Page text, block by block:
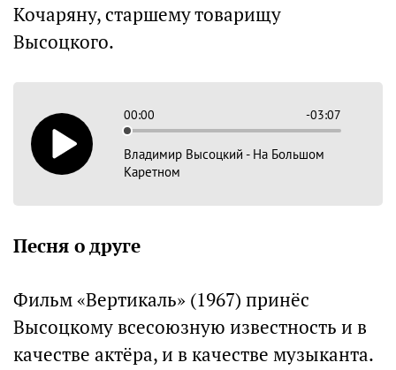
Кочаряну, старшему товарищу
Высоцкого.
00:00 -03:07
Владимир Высоцкий - На Большом
Каретном
Песня о друге
Фильм «Вертикаль» (1967) принёс
Высоцкому всесоюзную известность и в
качестве актёра, и в качестве музыканта.